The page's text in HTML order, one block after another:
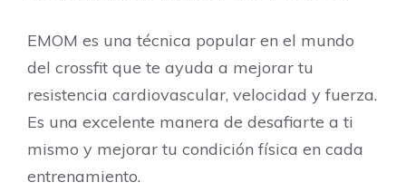
EMOM es una técnica popular en el mundo
del crossfit que te ayuda a mejorar tu
resistencia cardiovascular, velocidad y fuerza.
Es una excelente manera de desafiarte a ti
mismo y mejorar tu condición física en cada
entrenamiento.